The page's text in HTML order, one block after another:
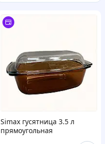
Simax гусятница 3.5 л
прямоугольная
термостойкая, 87MT14806K